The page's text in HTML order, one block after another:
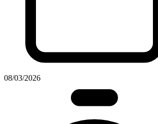
08/03/2026